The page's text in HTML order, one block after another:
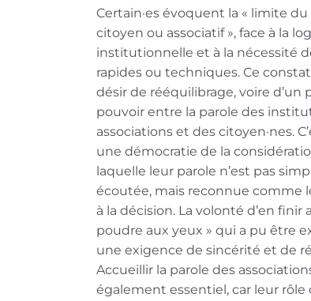
Certain·es évoquent la « limite
citoyen ou associatif », face à la
institutionnelle et à la nécessité
rapides ou techniques. Ce
désir de rééquilibrage, voire d’un
pouvoir entre la parole des
associations et des citoyen·nes.
une démocratie de la
laquelle leur parole n’est pas
écoutée, mais reconnue comme
à la décision. La volonté d’en finir
poudre aux yeux » qui a pu être
une exigence de sincérité et de
Accueillir la parole des
également essentiel, car leur rôle